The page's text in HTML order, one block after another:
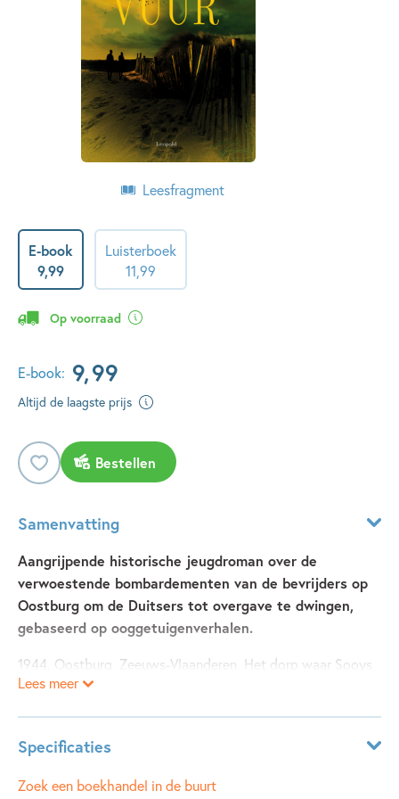
Leesfragment
E-book
9,99
Luisterboek
11 99
Op voorraad
E-book: 9,99
Altijd de laagste prijs
Bestellen
Samenvatting
Aangrijpende historische jeugdroman over de
verwoestende bombardementen van de bevrijders op
Oostburg om de Duitsers tot overgave te dwingen,
gebaseerd op ooggetuigenverhalen.
1944. Oostburg, Zeeuws-Vlaanderen. Het dorp waar Sooys
woont wordt gebombardeerd. Zonder huis, zonder ouders
zijn opgeblazen, er liggen mijnenvelden, hele gebieden zijn
onder water gelopen… En ondertussen heeft hij ook nog
Lees meer
Specificaties
Leeftijdsindicatie: 12 - 15 jaar
Zoek een boekhandel in de buurt